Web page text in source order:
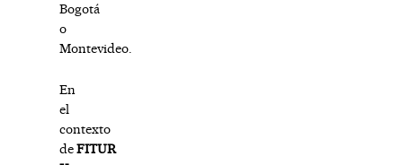
Bogotá
o
Montevideo.
En
el
contexto
deFITUR